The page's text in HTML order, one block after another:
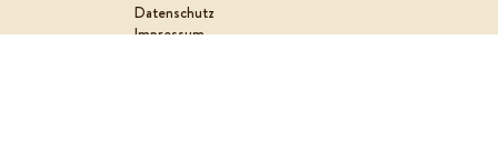
Datenschutz
Impressum